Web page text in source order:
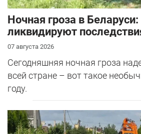
Ночная гроза в
ликвидируют
07 августа 2026
Сегодняшняя ночная гроза
всей стране – вот такое
году.